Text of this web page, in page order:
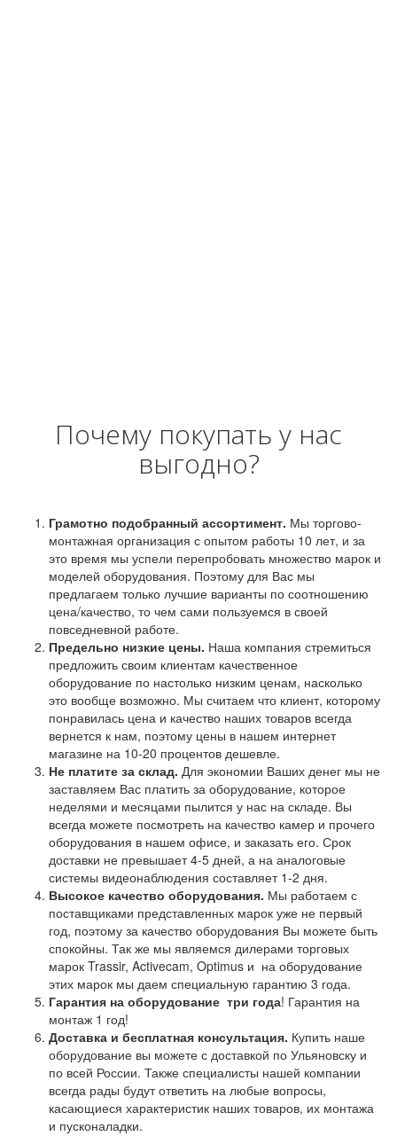
Почему покупать у нас
выгодно?
Грамотно подобранный ассортимент. Мы торгово-
монтажная организация с опытом работы 10 лет, и за
это время мы успели перепробовать множество марок и
моделей оборудования. Поэтому для Вас мы
предлагаем только лучшие варианты по соотношению
цена/качество, то чем сами пользуемся в своей
повседневной работе.
Предельно низкие цены. Наша компания стремиться
предложить своим клиентам качественное
оборудование по настолько низким ценам, насколько
это вообще возможно. Мы считаем что клиент, которому
понравилась цена и качество наших товаров всегда
вернется к нам, поэтому цены в нашем интернет
магазине на 10-20 процентов дешевле.
Не платите за склад. Для экономии Ваших денег мы не
заставляем Вас платить за оборудование, которое
неделями и месяцами пылится у нас на складе. Вы
всегда можете посмотреть на качество камер и прочего
оборудования в нашем офисе, и заказать его. Срок
доставки не превышает 4-5 дней, а на аналоговые
системы видеонаблюдения составляет 1-2 дня.
Высокое качество оборудования. Мы работаем с
поставщиками представленных марок уже не первый
год, поэтому за качество оборудования Вы можете быть
спокойны. Так же мы являемся дилерами торговых
марок Trassir, Activecam, Optimus и на оборудование
этих марок мы даем специальную гарантию 3 года.
Гарантия на оборудование три года! Гарантия на
монтаж 1 год!
Доставка и бесплатная консультация. Купить наше
оборудование вы можете с доставкой по Ульяновску и
по всей России. Также специалисты нашей компании
всегда рады будут ответить на любые вопросы,
касающиеся характеристик наших товаров, их монтажа
и пусконаладки.